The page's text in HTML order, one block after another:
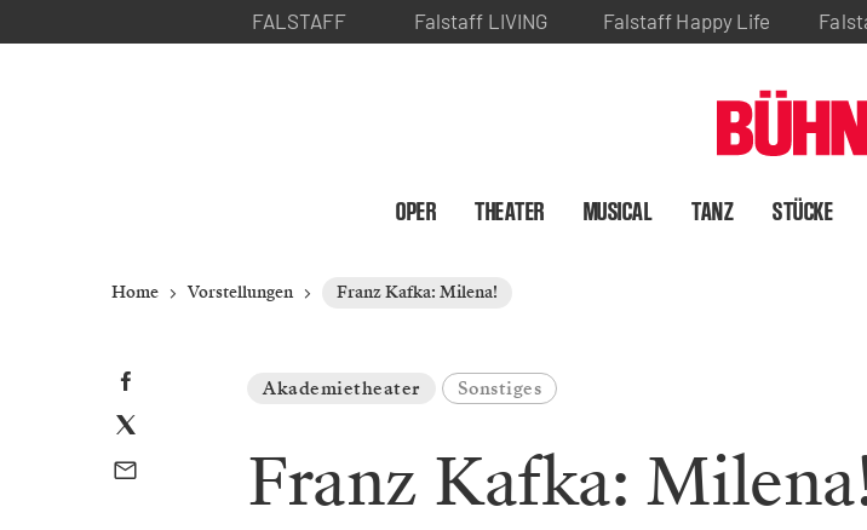
FALSTAFF Falstaff LIVING Falstaff Happy Life
OPER THEATER MUSICAL TANZ STÜCKE
Home Vorstellungen Franz Kafka: Milena!
Akademietheater Sonstiges
Franz Kafka: